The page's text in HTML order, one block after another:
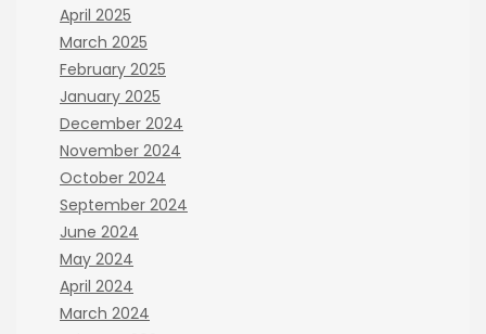
April 2025
March 2025
February 2025
January 2025
December 2024
November 2024
October 2024
September 2024
June 2024
May 2024
April 2024
March 2024